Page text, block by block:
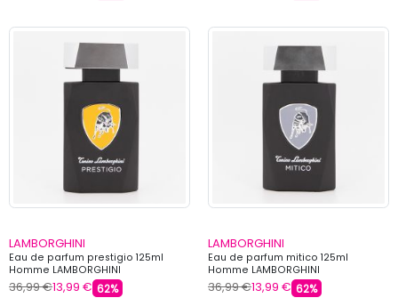
LAMBORGHINI
Eau de parfum prestigio 125ml
Homme LAMBORGHINI
36,99 €13,99 € 62%
LAMBORGHINI
Eau de parfum mitico 125ml
Homme LAMBORGHINI
36,99 €13,99 € 62%